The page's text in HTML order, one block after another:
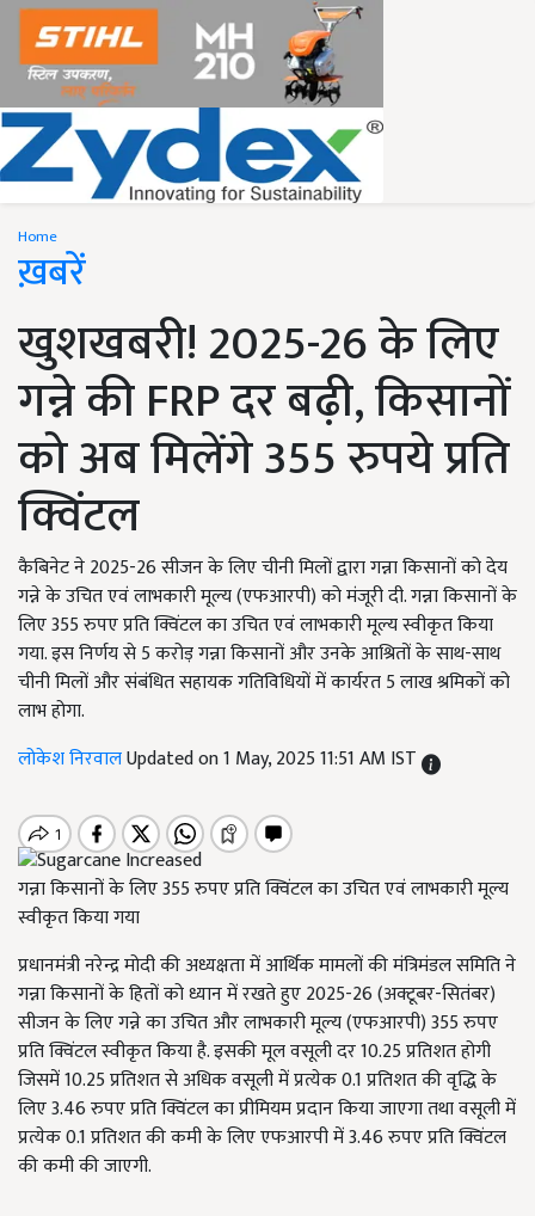
Home
ख़बरें
खुशखबरी! 2025-26 के लिए
गन्ने की FRP दर बढ़ी, किसानों
को अब मिलेंगे 355 रुपये प्रति
क्विंटल
कैबिनेट ने 2025-26 सीजन के लिए चीनी मिलों द्वारा गन्ना किसानों को देय
गन्ने के उचित एवं लाभकारी मूल्य (एफआरपी) को मंजूरी दी. गन्ना किसानों के
लिए 355 रुपए प्रति क्विंटल का उचित एवं लाभकारी मूल्य स्वीकृत किया
गया. इस निर्णय से 5 करोड़ गन्ना किसानों और उनके आश्रितों के साथ-साथ
चीनी मिलों और संबंधित सहायक गतिविधियों में कार्यरत 5 लाख श्रमिकों को
लाभ होगा.
लोकेश निरवालUpdated on 1 May, 2025 11:51 AM IST
गन्ना किसानों के लिए 355 रुपए प्रति क्विंटल का उचित एवं लाभकारी मूल्य
स्वीकृत किया गया
प्रधानमंत्री नरेन्द्र मोदी की अध्यक्षता में आर्थिक मामलों की मंत्रिमंडल समिति ने
गन्ना किसानों के हितों को ध्यान में रखते हुए 2025-26 (अक्टूबर-सितंबर)
सीजन के लिए गन्ने का उचित और लाभकारी मूल्य (एफआरपी) 355 रुपए
प्रति क्विंटल स्वीकृत किया है. इसकी मूल वसूली दर 10.25 प्रतिशत होगी
जिसमें 10.25 प्रतिशत से अधिक वसूली में प्रत्येक 0.1 प्रतिशत की वृद्धि के
लिए 3.46 रुपए प्रति क्विंटल का प्रीमियम प्रदान किया जाएगा तथा वसूली में
प्रत्येक 0.1 प्रतिशत की कमी के लिए एफआरपी में 3.46 रुपए प्रति क्विंटल
की कमी की जाएगी.